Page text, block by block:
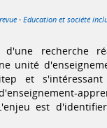
- Education et société
d'une recherche
unité
et
est